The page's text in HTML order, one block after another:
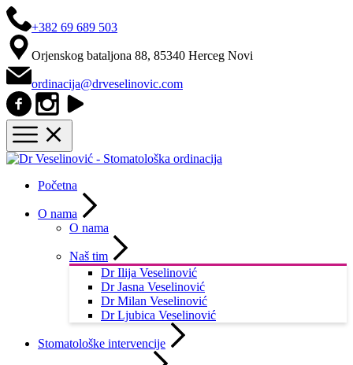
+382 69 689 503
Orjenskog bataljona 88, 85340 Herceg Novi
ordinacija@drveselinovic.com
Početna
O nama
O nama
Naš tim
Dr Ilija Veselinović
Dr Jasna Veselinović
Dr Milan Veselinović
Dr Ljubica Veselinović
Stomatološke intervencije